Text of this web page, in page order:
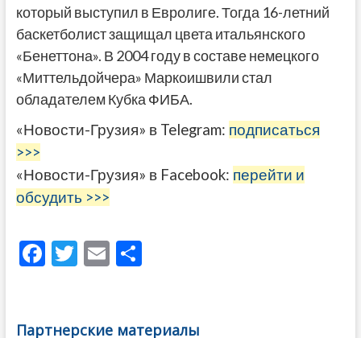
который выступил в Евролиге. Тогда 16-летний
баскетболист защищал цвета итальянского
«Бенеттона». В 2004 году в составе немецкого
«Миттельдойчера» Маркоишвили стал
обладателем Кубка ФИБА.
«Новости-Грузия» в Telegram: подписаться
>>>
«Новости-Грузия» в Facebook: перейти и
обсудить >>>
F
b
T
er
E
l
О
а
Партнерские материалы